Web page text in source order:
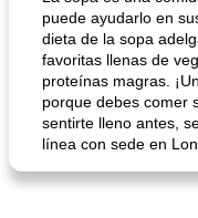
puede ayudarlo en
dieta de la sopa
favoritas llenas de
proteínas magras.
porque debes comer
sentirte lleno antes,
línea con sede en